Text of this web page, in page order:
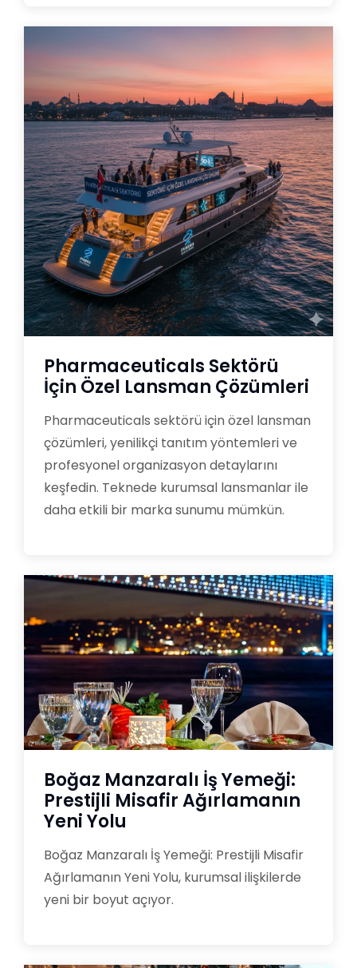
Pharmaceuticals Sektörü
İçin Özel Lansman Çözümleri
Pharmaceuticals sektörü için özel lansman
çözümleri, yenilikçi tanıtım yöntemleri ve
profesyonel organizasyon detaylarını
keşfedin. Teknede kurumsal lansmanlar ile
daha etkili bir marka sunumu mümkün.
Boğaz Manzaralı İş Yemeği:
Prestijli Misafir Ağırlamanın
Yeni Yolu
Boğaz Manzaralı İş Yemeği: Prestijli Misafir
Ağırlamanın Yeni Yolu, kurumsal ilişkilerde
yeni bir boyut açıyor.